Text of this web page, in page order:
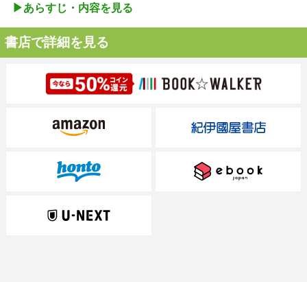
▶︎あらすじ・内容を見る
書店で詳細を見る